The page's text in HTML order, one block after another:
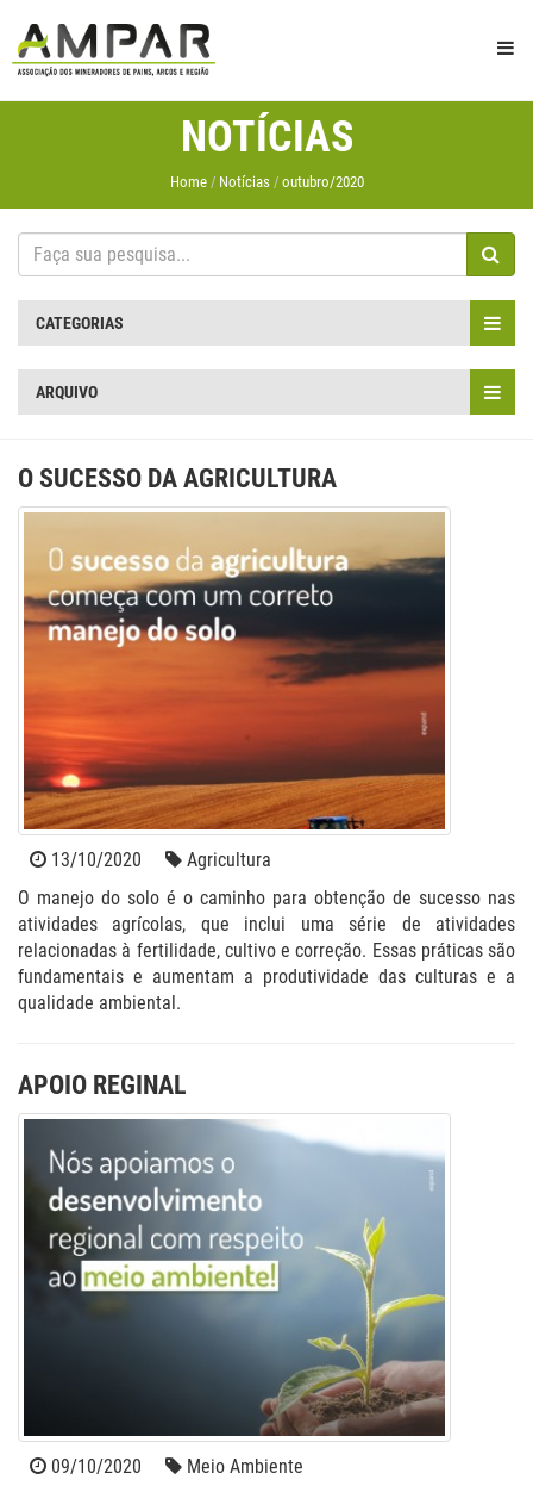
NOTÍCIAS
Home Notícias outubro/2020
CATEGORIAS
ARQUIVO
O SUCESSO DA AGRICULTURA
13/10/2020
Agricultura
O manejo do solo é o caminho para obtenção de sucesso nas
atividades agrícolas, que inclui uma série de atividades
relacionadas à fertilidade, cultivo e correção. Essas práticas são
fundamentais e aumentam a produtividade das culturas e a
qualidade ambiental.
APOIO REGINAL
09/10/2020
Meio Ambiente